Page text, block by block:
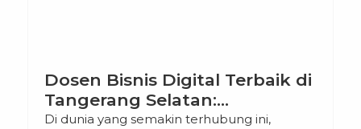
Dosen Bisnis Digital Terbaik di
Tangerang Selatan:
Meningkatkan Kualitas
Di dunia yang semakin terhubung ini,